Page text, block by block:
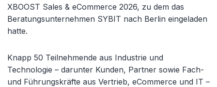
XBOOST Sales & eCommerce 2026, zu dem das
Beratungsunternehmen SYBIT nach Berlin eingeladen
hatte.
Knapp 50 Teilnehmende aus Industrie und
Technologie – darunter Kunden, Partner sowie Fach-
und Führungskräfte aus Vertrieb, eCommerce und IT –